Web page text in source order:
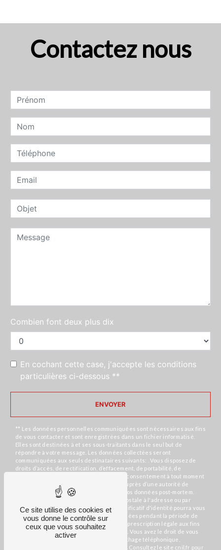
Contactez nous
Combien font deux plus dix
En cochant cette case, j'accepte les conditions
particulières ci-dessous **
ENVOYER
** Les données personnelles communiquées sont nécessaires aux fins
de vous contacter et sont enregistrées dans un fichier informatisé.
Elles sont destinées à et ses sous-traitants dans le seul but de
répondre à votre message. Les données collectées seront
communiquées aux seuls destinataires suivants: . Vous disposez de
droits d’accès, de rectification, d’effacement, de portabilité, de
limitation, d’opposition, de retrait de votre consentement à tout moment
et du droit d’introduire une réclamation auprès d’une autorité de
contrôle, ainsi que d’organiser le sort de vos données post-mortem.
Vous pouvez exercer ces droits par voie postale à l'adresse ou par
courrier électronique à l'adresse . Un justificatif d'identité pourra vous
être demandé. Nous conservons vos données pendant la période de
prise de contact puis pendant la durée de prescription légale aux fins
probatoires et de gestion des contentieux. Vous avez le droit de vous
inscrire sur la liste d'opposition au démarchage téléphonique,
. Consultez le site cnil.fr pour
Ce site utilise des cookies et
vous donne le contrôle sur
ceux que vous souhaitez
activer